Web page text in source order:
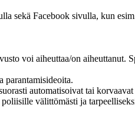
sekä Facebook sivulla, kun
voi aiheuttaa/on aiheuttanut.
parantamisideoita.
automatisoivat tai
välittömästi ja